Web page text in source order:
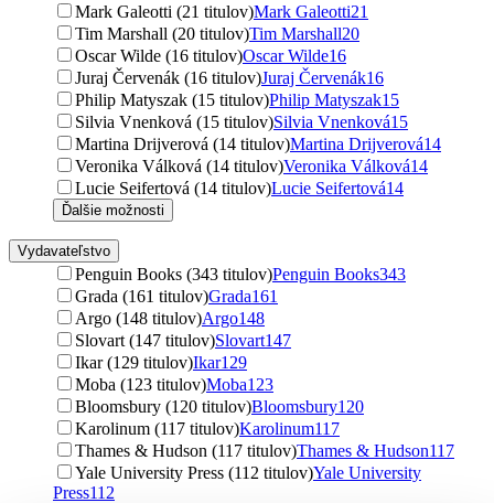
Mark Galeotti (21 titulov)Mark Galeotti21
Tim Marshall (20 titulov)Tim Marshall20
Oscar Wilde (16 titulov)Oscar Wilde16
Juraj Červenák (16 titulov)Juraj Červenák16
Philip Matyszak (15 titulov)Philip Matyszak15
Silvia Vnenková (15 titulov)Silvia Vnenková15
Martina Drijverová (14 titulov)Martina Drijverová14
Veronika Válková (14 titulov)Veronika Válková14
Lucie Seifertová (14 titulov)Lucie Seifertová14
Ďalšie možnosti
Vydavateľstvo
Penguin Books (343 titulov)Penguin Books343
Grada (161 titulov)Grada161
Argo (148 titulov)Argo148
Slovart (147 titulov)Slovart147
Ikar (129 titulov)Ikar129
Moba (123 titulov)Moba123
Bloomsbury (120 titulov)Bloomsbury120
Karolinum (117 titulov)Karolinum117
Thames & Hudson (117 titulov)Thames & Hudson117
Yale University Press (112 titulov)Yale University
Press112